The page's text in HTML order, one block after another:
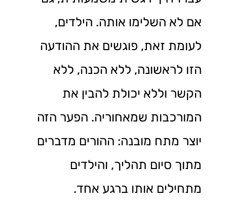
אם לא השלימו אותה. הילדים,
לעומת זאת, פוגשים את ההודעה
הזו לראשונה, ללא הכנה, ללא
הקשר וללא יכולת להבין את
המורכבות שמאחוריה. הפער הזה
יוצר מתח מובנה: ההורים מדברים
מתוך סיום תהליך, והילדים
מתחילים אותו ברגע אחד.